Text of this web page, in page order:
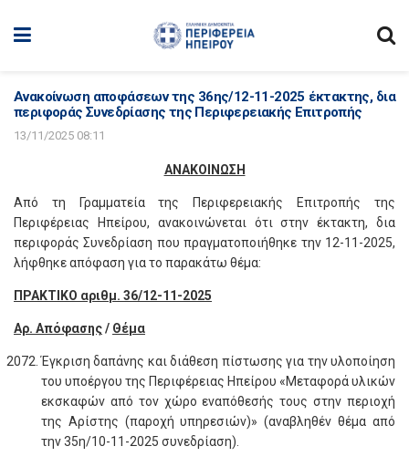
Ανακοίνωση αποφάσεων της 36ης/12-11-2025 έκτακτης, δια
περιφοράς Συνεδρίασης της Περιφερειακής Επιτροπής
13/11/2025 08:11
ΑΝΑΚΟΙΝΩΣΗ
Από τη Γραμματεία της Περιφερειακής Επιτροπής της
Περιφέρειας Ηπείρου, ανακοινώνεται ότι στην έκτακτη, δια
περιφοράς Συνεδρίαση που πραγματοποιήθηκε την 12-11-2025,
λήφθηκε απόφαση για το παρακάτω θέμα:
ΠΡΑΚΤΙΚΟ αριθμ. 36/12-11 -2025
Αρ. Απόφασης/ Θέμα
Έγκριση δαπάνης και διάθεση πίστωσης για την υλοποίηση
του υποέργου της Περιφέρειας Ηπείρου «Μεταφορά υλικών
εκσκαφών από τον χώρο εναπόθεσής τους στην περιοχή
της Αρίστης (παροχή υπηρεσιών)» (αναβληθέν θέμα από
την 35η/10-11-2025 συνεδρίαση).